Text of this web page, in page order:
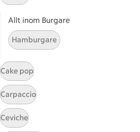
ICAs tjänster
ICA-appen
ICA Scanna
ICA ToGo
Fler appar och tjänster
Stammis på ICA
Bli stammis
Allt inom Burgare
Hamburgare
Cake pop
Carpaccio
Ceviche